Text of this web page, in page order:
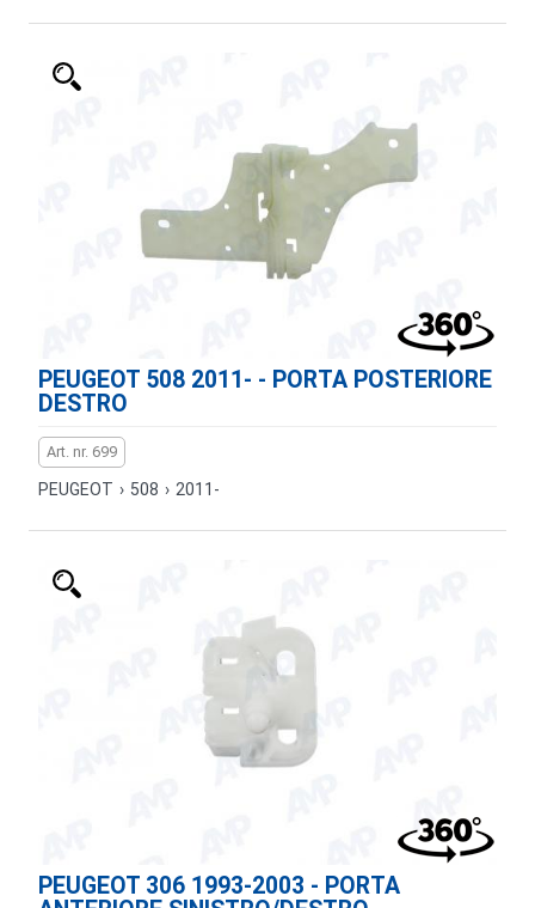
PEUGEOT 508 2011- - PORTA POSTERIORE
DESTRO
Art. nr. 699
PEUGEOT › 508 › 2011-
PEUGEOT 306 1993-2003 - PORTA